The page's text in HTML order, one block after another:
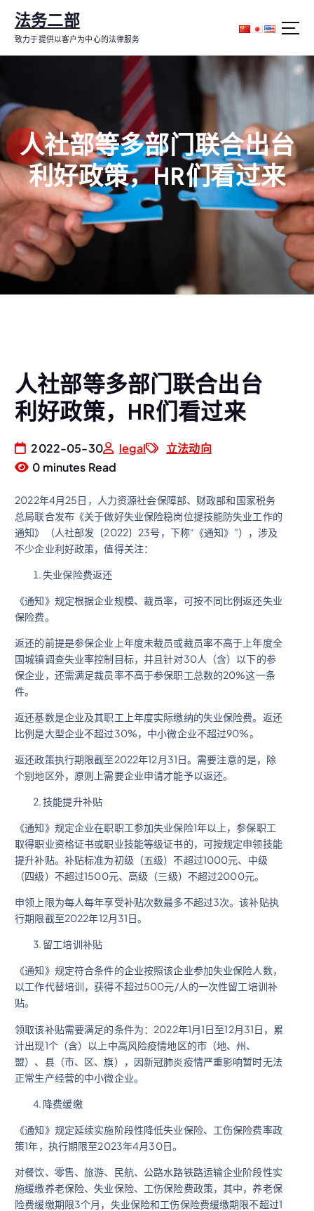
内
法务二部
致力于提供以客户为中心的法律服务
人社部等多部门联合出台
利好政策，HR们看过来
人社部等多部门联合出台
利好政策，HR们看过来
2022-05-30 legal
立法动向
0 minutes Read
2022年4月25日，人力资源社会保障部、财政部和国家税务
总局联合发布《关于做好失业保险稳岗位提技能防失业工作的
通知》（人社部发〔2022〕23号，下称“《通知》”），涉及
不少企业利好政策，值得关注：
失业保险费返还
《通知》规定根据企业规模、裁员率，可按不同比例返还失业
保险费。
返还的前提是参保企业上年度未裁员或裁员率不高于上年度全
国城镇调查失业率控制目标，并且针对30人（含）以下的参
保企业，还需满足裁员率不高于参保职工总数的20%这一条
件。
返还基数是企业及其职工上年度实际缴纳的失业保险费。返还
比例是大型企业不超过30%，中小微企业不超过90%。
返还政策执行期限截至2022年12月31日。需要注意的是，除
个别地区外，原则上需要企业申请才能予以返还。
技能提升补贴
《通知》规定企业在职职工参加失业保险1年以上，参保职工
取得职业资格证书或职业技能等级证书的，可按规定申领技能
提升补贴。补贴标准为初级（五级）不超过1000元、中级
（四级）不超过1500元、高级（三级）不超过2000元。
申领上限为每人每年享受补贴次数最多不超过3次。该补贴执
行期限截至2022年12月31日。
留工培训补贴
《通知》规定符合条件的企业按照该企业参加失业保险人数，
以工作代替培训，获得不超过500元/人的一次性留工培训补
贴。
领取该补贴需要满足的条件为：2022年1月1日至12月31日，累
计出现1个（含）以上中高风险疫情地区的市（地、州、
盟）、县（市、区、旗），因新冠肺炎疫情严重影响暂时无法
正常生产经营的中小微企业。
降费缓缴
《通知》规定延续实施阶段性降低失业保险、工伤保险费率政
策1年，执行期限至2023年4月30日。
对餐饮、零售、旅游、民航、公路水路铁路运输企业阶段性实
施缓缴养老保险、失业保险、工伤保险费政策，其中，养老保
险费缓缴期限3个月，失业保险和工伤保险费缓缴期限不超过1